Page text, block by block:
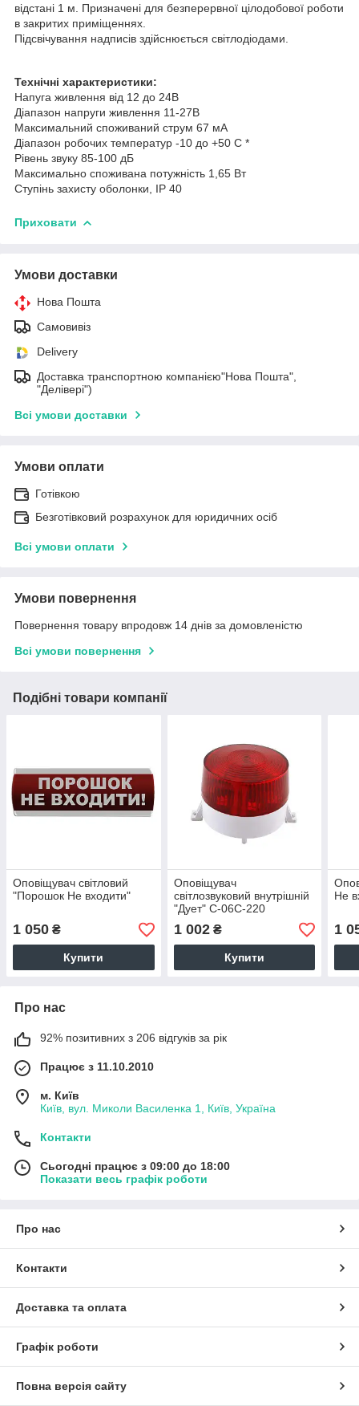
відстані 1 м. Призначені для безперервної цілодобової роботи
в закритих приміщеннях.
Підсвічування надписів здійснюється світлодіодами.
Технічні характеристики:
Напуга живлення від 12 до 24В
Діапазон напруги живлення 11-27В
Максимальний споживаний струм 67 мА
Діапазон робочих температур -10 до +50 С *
Рівень звуку 85-100 дБ
Максимально споживана потужність 1,65 Вт
Ступінь захисту оболонки, ІР 40
Приховати
Умови доставки
Нова Пошта
Самовивіз
Delivery
Доставка транспортною компанією"Нова Пошта",
"Делівері")
Всі умови доставки
Умови оплати
Готівкою
Безготівковий розрахунок для юридичних осіб
Всі умови оплати
Умови повернення
Повернення товару впродовж 14 днів за домовленістю
Всі умови повернення
Подібні товари компанії
Оповіщувач світловий
"Порошок Не входити"
1 050 ₴
Купити
Оповіщувач
світлозвуковий внутрішній
"Дует" С-06С-220
1 002₴
Купити
Не
1
Про нас
92% позитивних з 206 відгуків за рік
Працює з 11.10.2010
м. Київ
Київ, вул. Миколи Василенка 1, Київ, Україна
Контакти
Сьогодні працює з 09:00 до 18:00
Показати весь графік роботи
Про нас
Контакти
Доставка та оплата
Графік роботи
Повна версія сайту